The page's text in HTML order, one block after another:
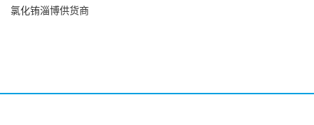
氯化铕淄博供货商